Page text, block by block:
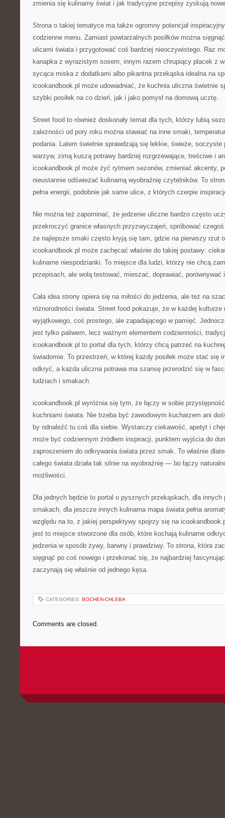
zmienia się kulinarny świat i jak tradycyjne przepisy zyskują
Strona o takiej tematyce ma także ogromny potencjał
codzienne menu. Zamiast powtarzalnych posiłków można
ulicami świata i przygotować coś bardziej nieoczywistego. Raz
kanapka z wyrazistym sosem, innym razem chrupiący placek z
sycąca miska z dodatkami albo pikantna przekąska idealna na
icookandbook.pl może udowadniać, że kuchnia uliczna świetnie
szybki posiłek na co dzień, jak i jako pomysł na domową ucztę.
Street food to również doskonały temat dla tych, którzy lubią
zależności od pory roku można stawiać na inne smaki,
podania. Latem świetnie sprawdzają się lekkie, świeże, soczyste
warzyw, zimą kuszą potrawy bardziej rozgrzewające, treściwe i
icookandbook.pl może żyć rytmem sezonów, zmieniać akcenty,
nieustannie odświeżać kulinarną wyobraźnię czytelników. To
pełna energii, podobnie jak same ulice, z których czerpie
Nie można też zapominać, że jedzenie uliczne bardzo często
przekroczyć granice własnych przyzwyczajeń, spróbować
że najlepsze smaki często kryją się tam, gdzie na pierwszy rzut
icookandbook.pl może zachęcać właśnie do takiej postawy:
kulinarne niespodzianki. To miejsce dla ludzi, którzy nie chcą
przepisach, ale wolą testować, mieszać, doprawiać, porównywać
Cała idea strony opiera się na miłości do jedzenia, ale też na
różnorodności świata. Street food pokazuje, że w każdej
wyjątkowego, coś prostego, ale zapadającego w pamięć.
jest tylko paliwem, lecz ważnym elementem codzienności,
icookandbook.pl to portal dla tych, którzy chcą patrzeć na
świadomie. To przestrzeń, w której każdy posiłek może stać się
odkryć, a każda uliczna potrawa ma szansę przerodzić się w
ludziach i smakach.
icookandbook.pl wyróżnia się tym, że łączy w sobie
kuchniami świata. Nie trzeba być zawodowym kucharzem ani
by odnaleźć tu coś dla siebie. Wystarczy ciekawość, apetyt i
może być codziennym źródłem inspiracji, punktem wyjścia do
zaproszeniem do odkrywania świata przez smak. To właśnie
całego świata działa tak silnie na wyobraźnię — bo łączy
możliwości.
Dla jednych będzie to portal o pysznych przekąskach, dla innych
smakach, dla jeszcze innych kulinarna mapa świata pełna
względu na to, z jakiej perspektywy spojrzy się na
jest to miejsce stworzone dla osób, które kochają kulinarne
jedzenia w sposób żywy, barwny i prawdziwy. To strona, która
sięgnąć po coś nowego i przekonać się, że najbardziej
zaczynają się właśnie od jednego kęsa.
CATEGORIES: BOCHEN-CHLEBA
Comments are closed.